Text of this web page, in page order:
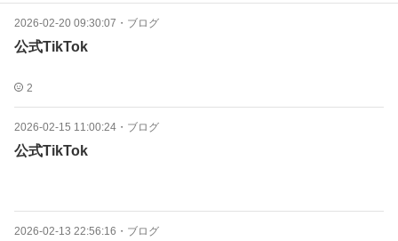
2026-02-20 09:30:07 ・ ブログ
公式TikTok
2
2026-02-15 11:00:24 ・ ブログ
公式TikTok
2026-02-13 22:56:16 ・ ブログ